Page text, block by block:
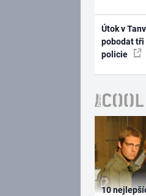
Útok v
pobodat tři
policie
10